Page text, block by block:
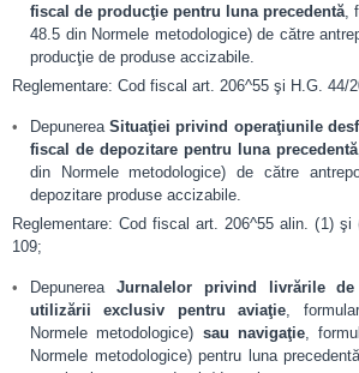
fiscal de producţie pentru luna precedentă,
48.5 din Normele metodologice) de către
producţie de produse accizabile.
Reglementare: Cod fiscal art. 206^55 şi H.G. 44/
DepunereaSituaţiei privind operaţiunile
fiscal de depozitare pentru luna precedentă
din Normele metodologice) de către
depozitare produse accizabile.
Reglementare: Cod fiscal art. 206^55 alin. (1)
109;
Depunerea Jurnalelor privind livrările
utilizării exclusiv pentru aviaţie,
Normele metodologice) sau navigaţie,
Normele metodologice) pentru luna